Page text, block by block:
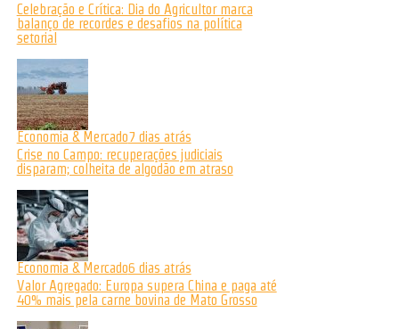
Celebração e Crítica: Dia do Agricultor marca
balanço de recordes e desafios na política
setorial
Economia & Mercado7 dias atrás
Crise no Campo: recuperações judiciais
disparam; colheita de algodão em atraso
Economia & Mercado6 dias atrás
Valor Agregado: Europa supera China e paga até
40% mais pela carne bovina de Mato Grosso